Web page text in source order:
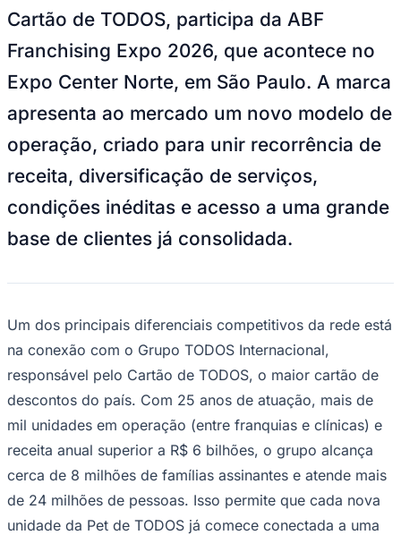
La Liga
Mundial 2026
Times - Ir direto
Cartão de TODOS, participa da ABF
Franchising Expo 2026, que acontece no
Expo Center Norte, em São Paulo. A marca
apresenta ao mercado um novo modelo de
operação, criado para unir recorrência de
receita, diversificação de serviços,
condições inéditas e acesso a uma grande
base de clientes já consolidada.
Um dos principais diferenciais competitivos da rede está
na conexão com o Grupo TODOS Internacional,
responsável pelo Cartão de TODOS, o maior cartão de
descontos do país. Com 25 anos de atuação, mais de
mil unidades em operação (entre franquias e clínicas) e
receita anual superior a R$ 6 bilhões, o grupo alcança
cerca de 8 milhões de famílias assinantes e atende mais
de 24 milhões de pessoas. Isso permite que cada nova
unidade da Pet de TODOS já comece conectada a uma